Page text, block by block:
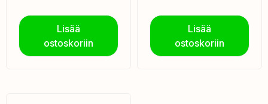
Lisää
ostoskoriin
Lisää
ostoskoriin